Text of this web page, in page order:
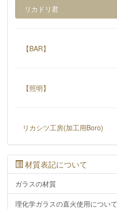
リカドリ君
【BAR】
【照明】
リカシツ工房(加工用Boro)
材質表記について
ガラスの材質
理化学ガラスの直火使用について